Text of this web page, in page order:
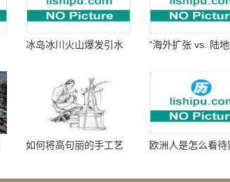
冰岛冰川火山爆发引水
“海外扩张 vs. 陆
如何将高句丽的手工艺
欧洲人是怎么看待